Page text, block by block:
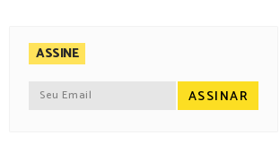
ASSINE